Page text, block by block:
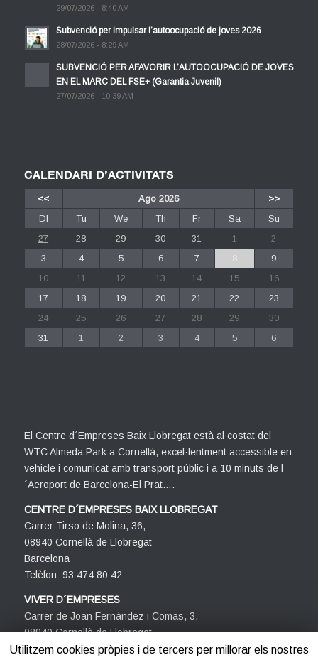
29/07/2026 - 8:40 AM
Subvenció per impulsar l’autoocupació de joves 2026
28/07/2026 - 8:29 AM
SUBVENCIÓ PER AFAVORIR L’AUTOOCUPACIÓ DE JOVES
EN EL MARC DEL FSE+ (Garantia Juvenil)
27/07/2026 - 10:39 AM
CALENDARI D’ACTIVITATS
<< Ago 2026
>>
Dl
Tu We Th Fr Sa
Su
27
28 29 30 31 1
2
3
4 5 6 7 8
9
10
11 12 13 14 15
16
17
18 19 20 21 22
23
24
25 26 27 28 29
30
31
1 2 3 4 5 6
El Centre d´Empreses Baix Llobregat està al costat del
WTC Almeda Park a Cornellà, excel·lentment accessible en
vehicle i comunicat amb transport públic i a 10 minuts de l
´Aeroport de Barcelona-El Prat….
CENTRE D´EMPRESES BAIX LLOBREGAT
Carrer Tirso de Molina, 36,
08940 Cornellà de Llobregat
Barcelona
Telèfon: 93 474 80 42
VIVER D´EMPRESES
Carrer de Joan Fernàndez i Comas, 3,
08940 Cornellà de Llobregat
Barcelona
Utilitzem cookies pròpies i de tercers per millorar els nostres